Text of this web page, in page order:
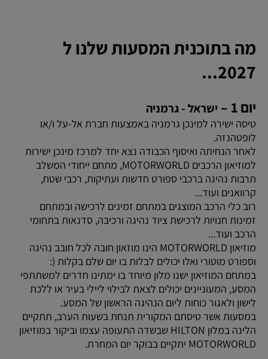
מה בתוכנית המסעות שלנו ל
2027...
יום 1 – ישראל - גרמניה
טיסה ישירה למינכן גרמניה באמצעות חברת אל-על ו/או
לופטהנזה.
לאחר הנחיתה ואיסוף הכבודה נצא יחד למרכז מינכן ישירות
למוזיאון הרכבים MOTORWORLD, מתחם ייחודי המשלב
תרבות נהיגה ברכבי ספורט חדשות ועתיקות, רכבי שטח,
קרוואנים ועוד...
רוב כלי הרכב המוצגים במתחם זמינים לרכישה ובמתחם
זמינות חנויות לרכישת ציוד נהיגה ורכיבה, סדנאות בתחומי
הרכב ועוד...
מוזיאון MOTORWORLD הינו מוזאון חובה לכל חובב נהיגה
וספורט מוטורי ואלו יכולים לבלות בו יום שלם בקלות (:
במתחם המוזיאון ישנו מלון מיוחד בו ימתינו חדרים למשתתפי
המסע, המעוניינים יכולים לצאת לבילוי ליילי בעיר או ללכת
לישון ולאגור כוחות ליום הנהיגה הראשון של המסע.
במסעות אשר טיסתם המקורית תנחת בשעות הערב, תתקיים
הלינה במלון HILTON שבשדה התעופה עצמו וביקור במוזיאון
MOTORWORLD יתקיים בבוקר יום המחרת.